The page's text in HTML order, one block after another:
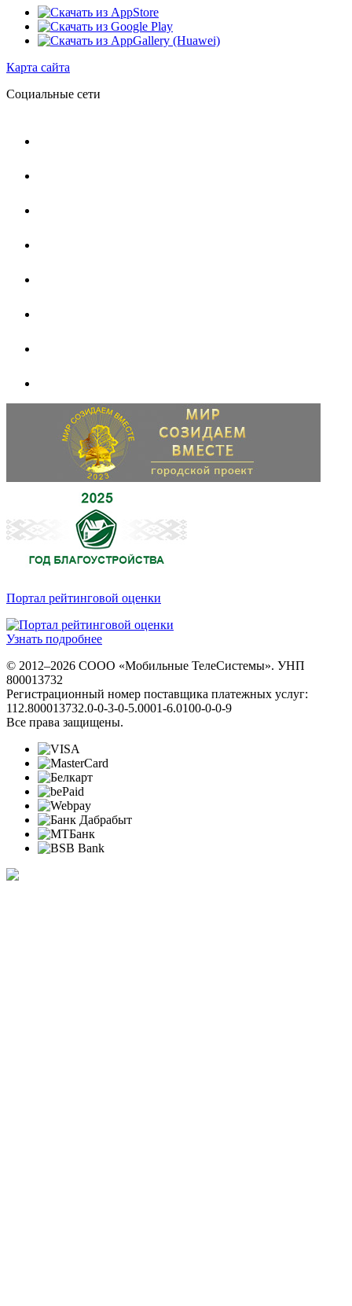
Карта сайта
Социальные сети
Портал рейтинговой оценки
Узнать подробнее
© 2012–2026 СООО «Мобильные ТелеСистемы». УНП
800013732
Регистрационный номер поставщика платежных услуг:
112.800013732.0-0-3-0-5.0001-6.0100-0-0-9
Все права защищены.